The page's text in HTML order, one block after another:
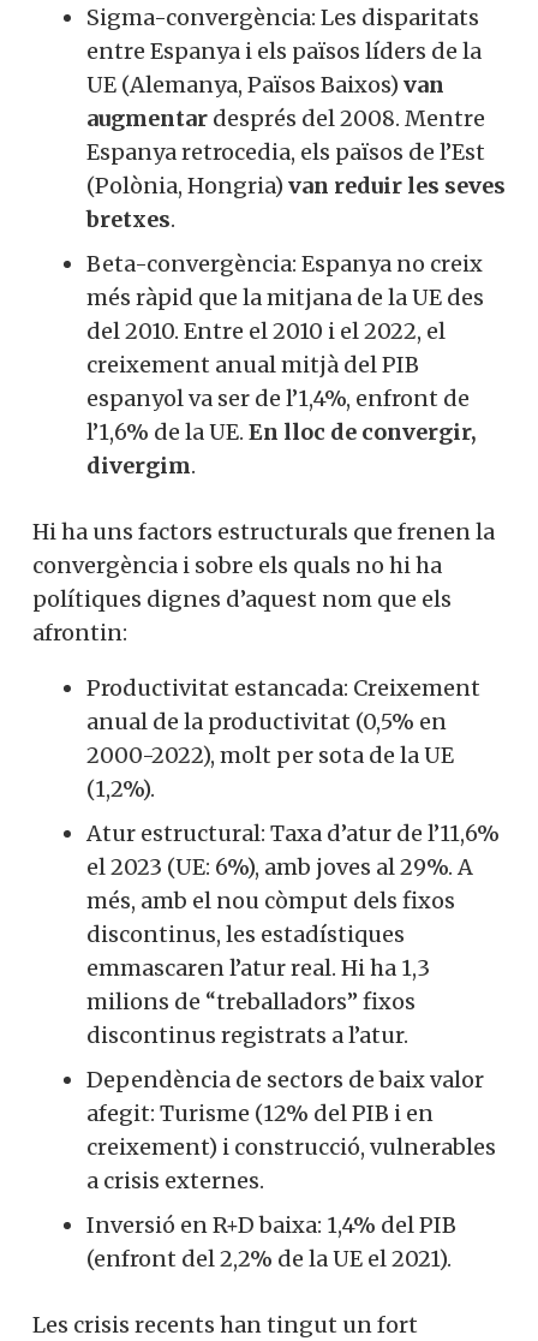
Sigma-convergència: Les disparitats
entre Espanya i els països líders de la
UE (Alemanya, Països Baixos) van
augmentar després del 2008. Mentre
Espanya retrocedia, els països de l’Est
(Polònia, Hongria) van reduir les seves
bretxes.
Beta-convergència: Espanya no creix
més ràpid que la mitjana de la UE des
del 2010. Entre el 2010 i el 2022, el
creixement anual mitjà del PIB
espanyol va ser de l’1,4%, enfront de
l’1,6% de la UE. En lloc de convergir,
divergim.
Hi ha uns factors estructurals que frenen la
convergència i sobre els quals no hi ha
polítiques dignes d’aquest nom que els
afrontin:
Productivitat estancada: Creixement
anual de la productivitat (0,5% en
2000-2022), molt per sota de la UE
(1,2%).
Atur estructural: Taxa d’atur de l’11,6%
el 2023 (UE: 6%), amb joves al 29%. A
més, amb el nou còmput dels fixos
discontinus, les estadístiques
emmascaren l’atur real. Hi ha 1,3
milions de “treballadors” fixos
discontinus registrats a l’atur.
Dependència de sectors de baix valor
afegit: Turisme (12% del PIB i en
creixement) i construcció, vulnerables
a crisis externes.
Inversió en R+D baixa: 1,4% del PIB
(enfront del 2,2% de la UE el 2021).
Les crisis recents han tingut un fort